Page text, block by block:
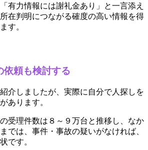
有力情報には謝礼金あり」と一言添え
在判明につながる確度の高い情報を得
す。
依頼も検討する
介しましたが、実際に自分で人探しを
あります。
受理件数は８～９万台と推移し、なか
では、事件・事故の疑いがなければ、
です。